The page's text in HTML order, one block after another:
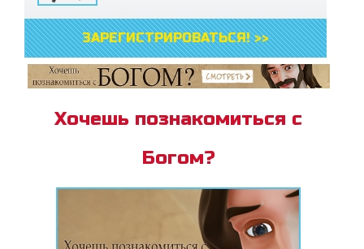
ЗАРЕГИСТРИРОВАТЬСЯ! >>
Хочешь познакомиться с
Богом?